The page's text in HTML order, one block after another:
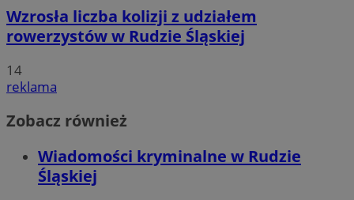
Wzrosła liczba kolizji z udziałem
rowerzystów w Rudzie Śląskiej
14
reklama
Zobacz również
Wiadomości kryminalne w Rudzie
Śląskiej